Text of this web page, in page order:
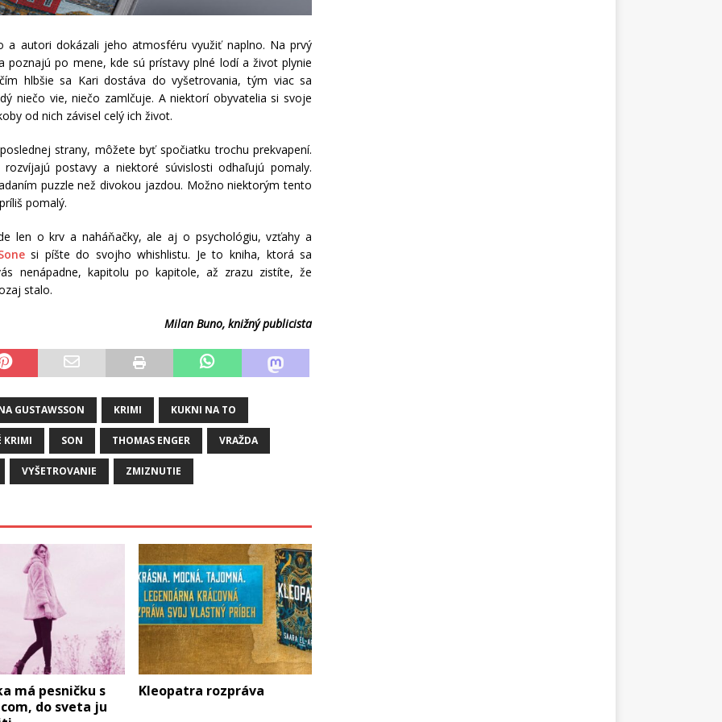
a autori dokázali jeho atmosféru využiť naplno. Na prvý
po mene, kde sú prístavy plné lodí a život plynie
hlbšie sa Kari dostáva do vyšetrovania, tým viac sa
niečo vie, niečo zamlčuje. A niektorí obyvatelia si svoje
od nich závisel celý ich život.
strany, môžete byť spočiatku trochu prekvapení.
postavy a niektoré súvislosti odhaľujú pomaly.
puzzle než divokou jazdou. Možno niektorým tento
pomalý.
len o krv a naháňačky, ale aj o psychológiu, vzťahy a
si píšte do svojho whishlistu. Je to kniha, ktorá sa
nenápadne, kapitolu po kapitole, až zrazu zistíte, že
stalo.
Milan Buno, knižný publicista
GUSTAWSSON KRIMI KUKNI NA TO
KRIMI SON THOMAS ENGER VRAŽDA
VYŠETROVANIE ZMIZNUTIE
má pesničku s
do sveta ju
Kleopatra rozpráva